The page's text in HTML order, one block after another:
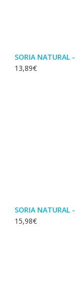
SORIA
13,89€
SORIA
15,98€